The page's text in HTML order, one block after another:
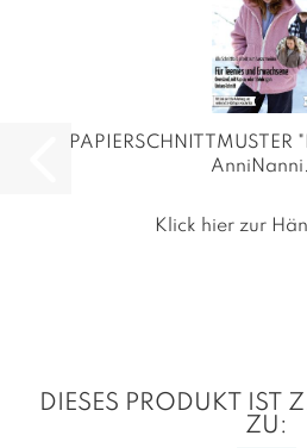
PAPIERSCHNITTMUSTER
Klick hier zur
DIESES PRODUKT IST
ZU: